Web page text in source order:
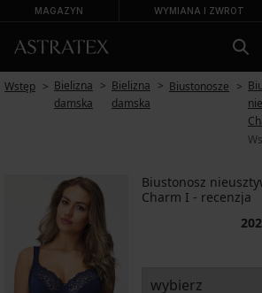
MAGAZYN WYMIANA I ZWROT
Wstęp
Bielizna
damska
Bielizna
damska
Biustonosze
Biustonosz
Charm I - recenzja